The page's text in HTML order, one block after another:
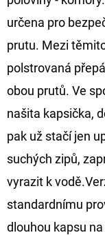
určena pro
prutu. Mezi
polstrovaná
obou prutů. Ve
našita kapsička,
pak už stačí jen
suchých zipů,
vyrazit k
standardnímu
dlouhou kapsu
GIANTS
KAPROVÝ
BOILIE
RIG
PLUS
25LB
Kč
Původně:
79
Kč